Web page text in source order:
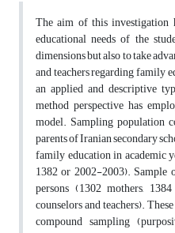
The aim of this investigation
educational needs of the
dimensions but also to take
and teachers regarding family
an applied and descriptive
method perspective has
model. Sampling population
parents of Iranian secondary
family education in academic
1382 or 2002-2003). Sample
persons (1302 mothers,
counselors and teachers).
compound sampling